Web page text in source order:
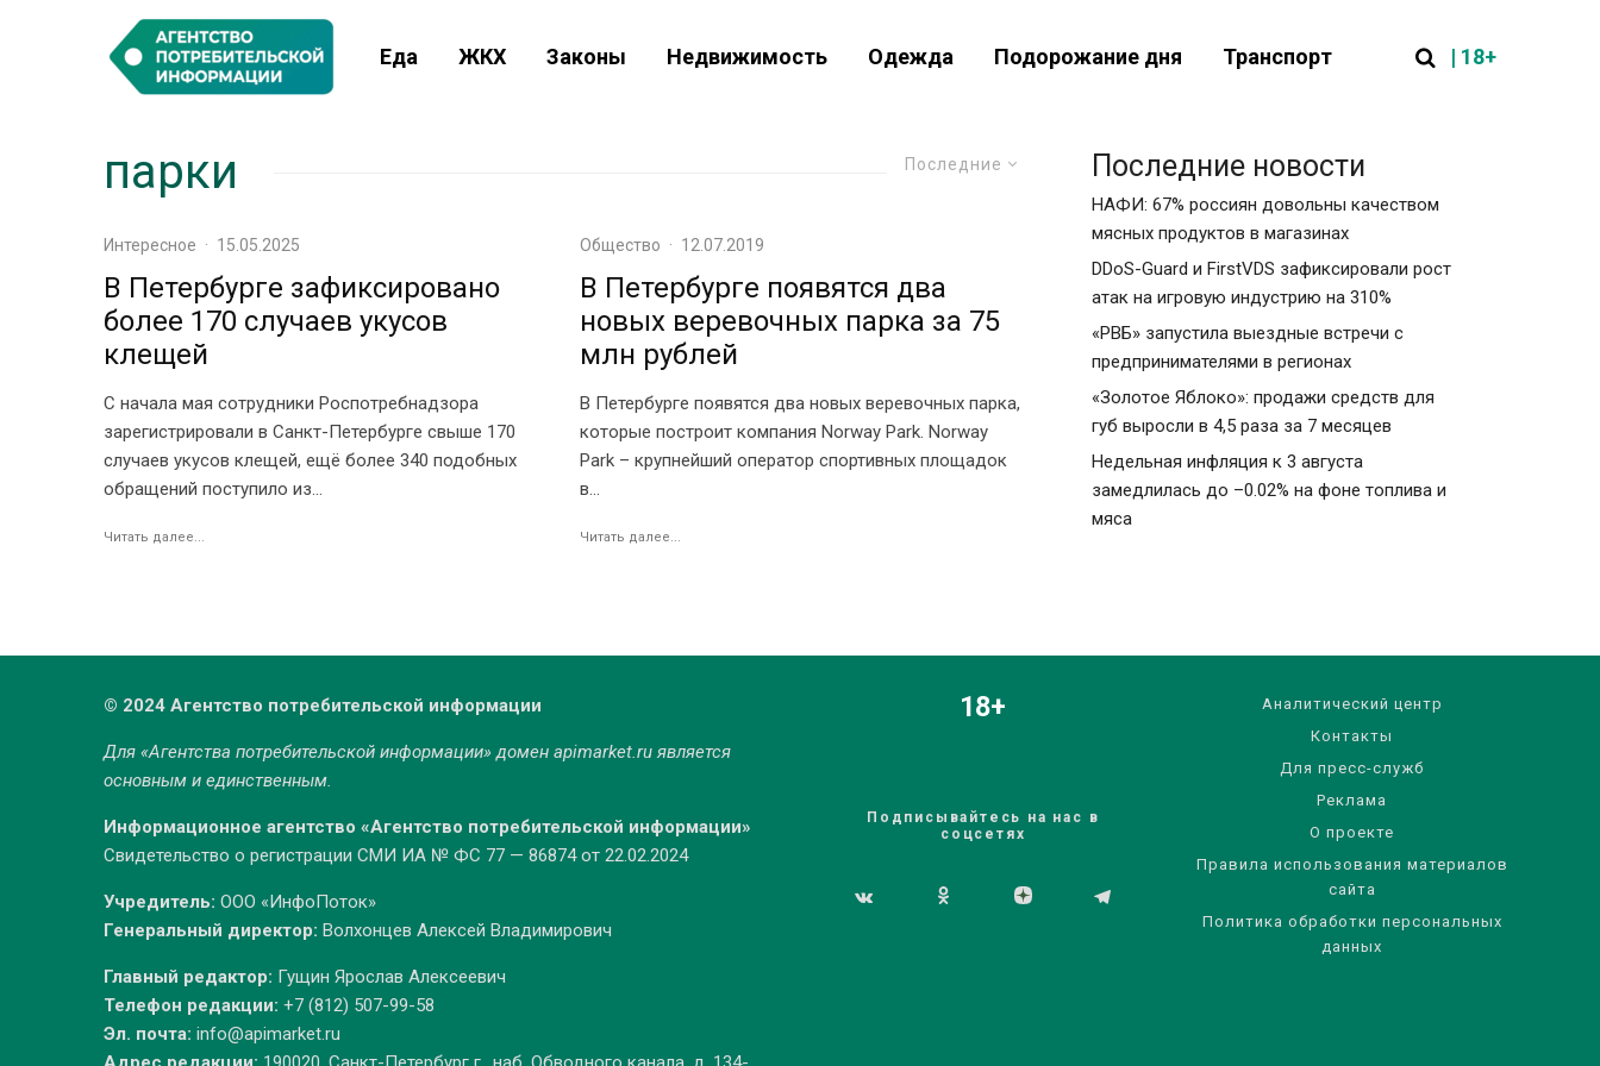
Еда ЖКХ Законы Недвижимость Одежда Подорожание дня Транспорт | 18+
Последние
парки
Интересное · 15.05.2025
В Петербурге зафиксировано
более 170 случаев укусов
клещей
С начала мая сотрудники Роспотребнадзора
зарегистрировали в Санкт-Петербурге свыше 170
случаев укусов клещей, ещё более 340 подобных
обращений поступило из...
Читать далее...
Общество · 12.07.2019
В Петербурге появятся два
новых веревочных парка за 75
млн рублей
В Петербурге появятся два новых веревочных парка,
которые построит компания Norway Park. Norway
Park – крупнейший оператор спортивных площадок
в...
Читать далее...
Последние новости
НАФИ: 67% россиян довольны качеством
мясных продуктов в магазинах
DDoS-Guard и FirstVDS зафиксировали рост
атак на игровую индустрию на 310%
«РВБ» запустила выездные встречи с
предпринимателями в регионах
«Золотое Яблоко»: продажи средств для
губ выросли в 4,5 раза за 7 месяцев
Недельная инфляция к 3 августа
замедлилась до –0.02% на фоне топлива и
мяса
© 2024 Агентство потребительской информации
Для «Агентства потребительской информации» домен apimarket.ruявляется
основным и единственным.
Информационное агентство «Агентство потребительской информации»
Свидетельство о регистрации СМИ ИА № ФС 77 — 86874 от 22.02.2024
Учредитель: ООО «ИнфоПоток»
Генеральный директор: Волхонцев Алексей Владимирович
Главный редактор: Гущин Ярослав Алексеевич
Телефон редакции: +7 (812) 507-99-58
Эл. почта: info@apimarket.ru
18+
Подписывайтесь на нас в
соцсетях
Аналитический центр
Контакты
Для пресс-служб
Реклама
О проекте
Правила использования материалов
сайта
Политика обработки персональных
данных